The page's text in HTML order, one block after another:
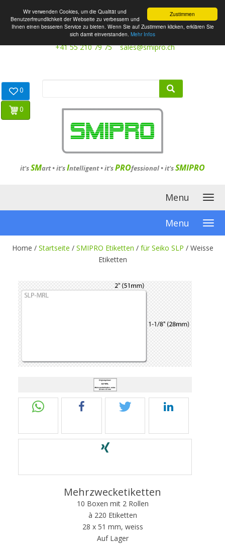
Zustimmen
Wir verwenden Cookies, um die Qualität und
Benutzerfreundlichkeit der Webseite zu verbessern und
Ihnen einen besseren Service zu bieten. Wenn Sie auf Zustimmen klicken, erklären Sie
sich damit einverstanden. Mehr Infos
+41 55 210 79 75 sales@smipro.ch
it'sSMart •it'sIntelligent•it'sPROfessional •it'sSMIPRO
0
0
Menu
Menu
Home / Startseite / SMIPRO Etiketten / für Seiko SLP / Weisse
Etiketten
Mehrzwecketiketten
10 Boxen mit 2 Rollen
à 220 Etiketten
28 x 51 mm, weiss
Auf Lager